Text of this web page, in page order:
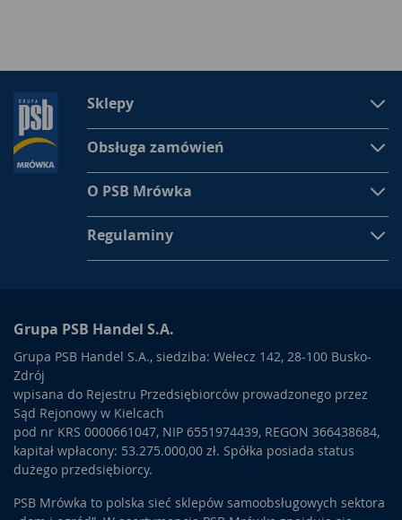
Sklepy
Obsługa zamówień
O PSB Mrówka
Regulaminy
Grupa PSB Handel S.A.
Grupa PSB Handel S.A., siedziba: Wełecz 142, 28-100 Busko-
Zdrój
wpisana do Rejestru Przedsiębiorców prowadzonego przez
Sąd Rejonowy w Kielcach
pod nr KRS 0000661047, NIP 6551974439, REGON 366438684,
kapitał wpłacony: 53.275.000,00 zł. Spółka posiada status
dużego przedsiębiorcy.
PSB Mrówka to polska sieć sklepów samoobsługowych sektora